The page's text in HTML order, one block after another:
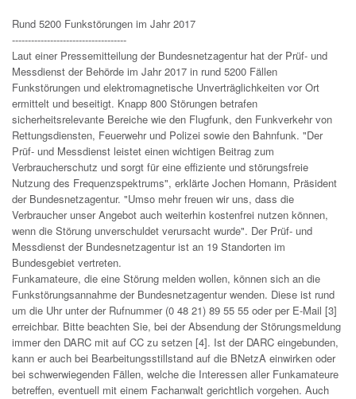
Rund 5200 Funkstörungen im Jahr 2017
------------------------------------
Laut einer Pressemitteilung der Bundesnetzagentur hat der Prüf- und
Messdienst der Behörde im Jahr 2017 in rund 5200 Fällen
Funkstörungen und elektromagnetische Unverträglichkeiten vor Ort
ermittelt und beseitigt. Knapp 800 Störungen betrafen
sicherheitsrelevante Bereiche wie den Flugfunk, den Funkverkehr von
Rettungsdiensten, Feuerwehr und Polizei sowie den Bahnfunk. "Der
Prüf- und Messdienst leistet einen wichtigen Beitrag zum
Verbraucherschutz und sorgt für eine effiziente und störungsfreie
Nutzung des Frequenzspektrums", erklärte Jochen Homann, Präsident
der Bundesnetzagentur. "Umso mehr freuen wir uns, dass die
Verbraucher unser Angebot auch weiterhin kostenfrei nutzen können,
wenn die Störung unverschuldet verursacht wurde". Der Prüf- und
Messdienst der Bundesnetzagentur ist an 19 Standorten im
Bundesgebiet vertreten.
Funkamateure, die eine Störung melden wollen, können sich an die
Funkstörungsannahme der Bundesnetzagentur wenden. Diese ist rund
um die Uhr unter der Rufnummer (0 48 21) 89 55 55 oder per E-Mail [3]
erreichbar. Bitte beachten Sie, bei der Absendung der Störungsmeldung
immer den DARC mit auf CC zu setzen [4]. Ist der DARC eingebunden,
kann er auch bei Bearbeitungsstillstand auf die BNetzA einwirken oder
bei schwerwiegenden Fällen, welche die Interessen aller Funkamateure
betreffen, eventuell mit einem Fachanwalt gerichtlich vorgehen. Auch